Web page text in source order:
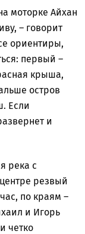
моторке Айхан
– говорит
ориентиры,
первый –
крыша,
остров
Если
и
река с
резвый
по краям –
и Игорь
четко